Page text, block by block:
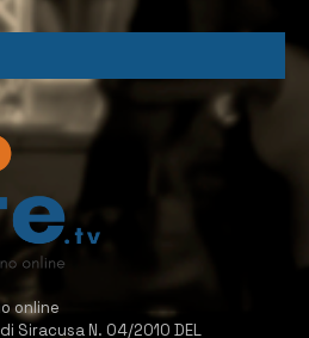
online
Siracusa N. 04/2010 DEL